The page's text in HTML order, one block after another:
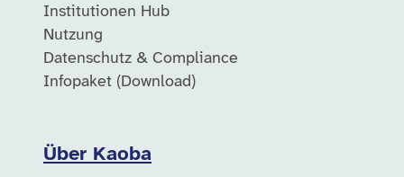
Institutionen Hub
Nutzung
Datenschutz & Compliance
Infopaket (Download)
Über Kaoba